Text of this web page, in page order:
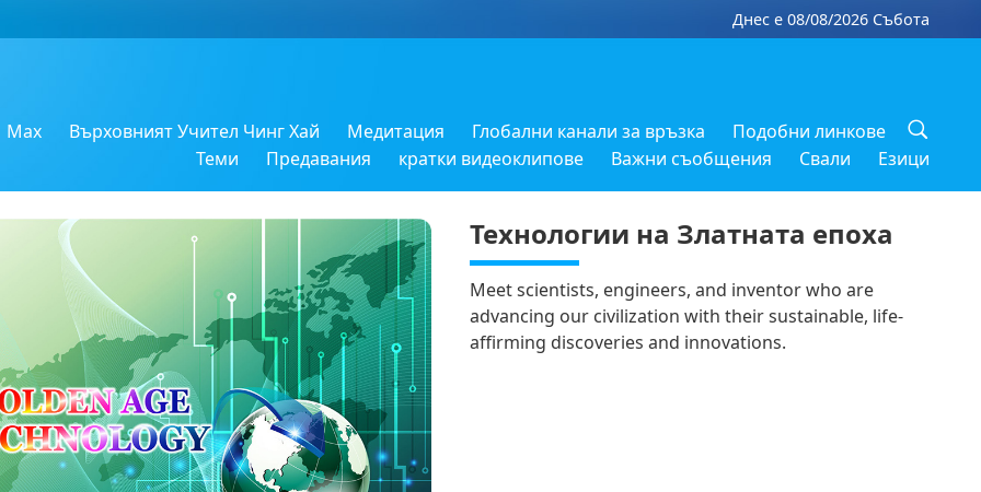
Днес е 08/08/2026 Събота
Max Върховният Учител Чинг Хай Медитация Глобални канали за връзка
Подобни линкове
Теми
Предавания кратки видеоклипове Важни съобщения Свали Езици
Технологии на Златната епоха
Meet scientists, engineers, and inventor who are
advancing our civilization with their sustainable, life-
affirming discoveries and innovations.